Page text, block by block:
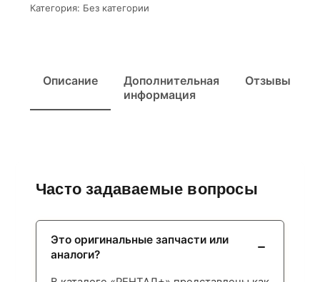
Категория: Без категории
Описание
Дополнительная
информация
Отзывы
Часто задаваемые вопросы
Это оригинальные запчасти или
аналоги?